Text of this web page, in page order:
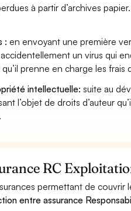
à partir d’archives
: en envoyant une première
un virus qui
prenne en charge les frais
intellectuelle: suite au
l’objet de droits d’auteur
RC
permettant de couvrir
entre assurance